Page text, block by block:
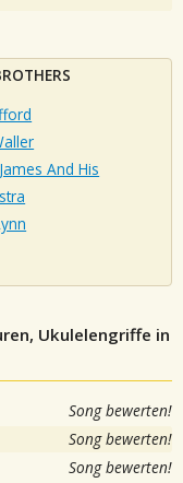
And His
Ukulelengriffe in
Song bewerten!
Song bewerten!
Song bewerten!